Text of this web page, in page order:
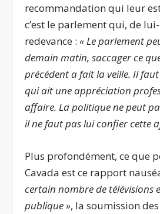
recommandation qui leur
c’est le parlement qui, de
redevance :« Le parlement
demain matin, saccager ce
précédent a fait la veille. Il
qui ait une appréciation
affaire. La politique ne peut
il ne faut pas lui confier cette
Plus profondément, ce que
Cavada est ce rapport
certain nombre de télévisions
publique », la soumission